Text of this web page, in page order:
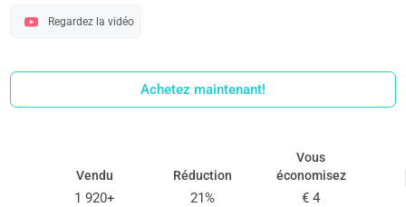
Regardez la vidéo
Achetez maintenant!
Vendu
1 920+
Réduction
21%
Vous
économisez
€ 4